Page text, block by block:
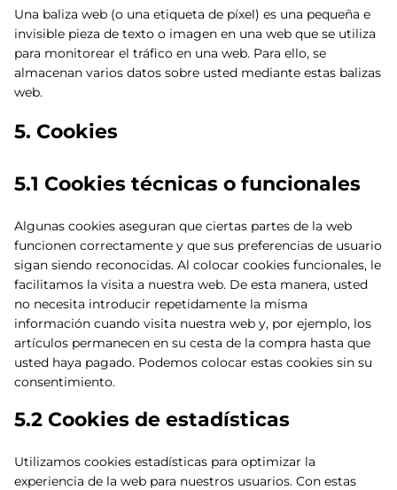
Una baliza web (o una etiqueta de píxel) es una pequeña e
invisible pieza de texto o imagen en una web que se utiliza
para monitorear el tráfico en una web. Para ello, se
almacenan varios datos sobre usted mediante estas balizas
web.
5. Cookies
5.1 Cookies técnicas o funcionales
Algunas cookies aseguran que ciertas partes de la web
funcionen correctamente y que sus preferencias de usuario
sigan siendo reconocidas. Al colocar cookies funcionales, le
facilitamos la visita a nuestra web. De esta manera, usted
no necesita introducir repetidamente la misma
información cuando visita nuestra web y, por ejemplo, los
artículos permanecen en su cesta de la compra hasta que
usted haya pagado. Podemos colocar estas cookies sin su
consentimiento.
5.2 Cookies de estadísticas
Utilizamos cookies estadísticas para optimizar la
experiencia de la web para nuestros usuarios. Con estas